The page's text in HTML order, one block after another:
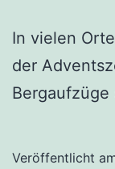
In vielen
der
Bergaufzüge
Veröffentlicht